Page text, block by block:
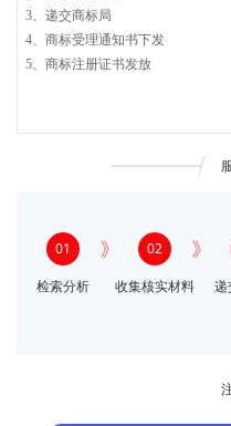
3、递交商标局
4、商标受理通知书下发
5、商标注册证书发放
01
检索分析
02
收集核实材料 递